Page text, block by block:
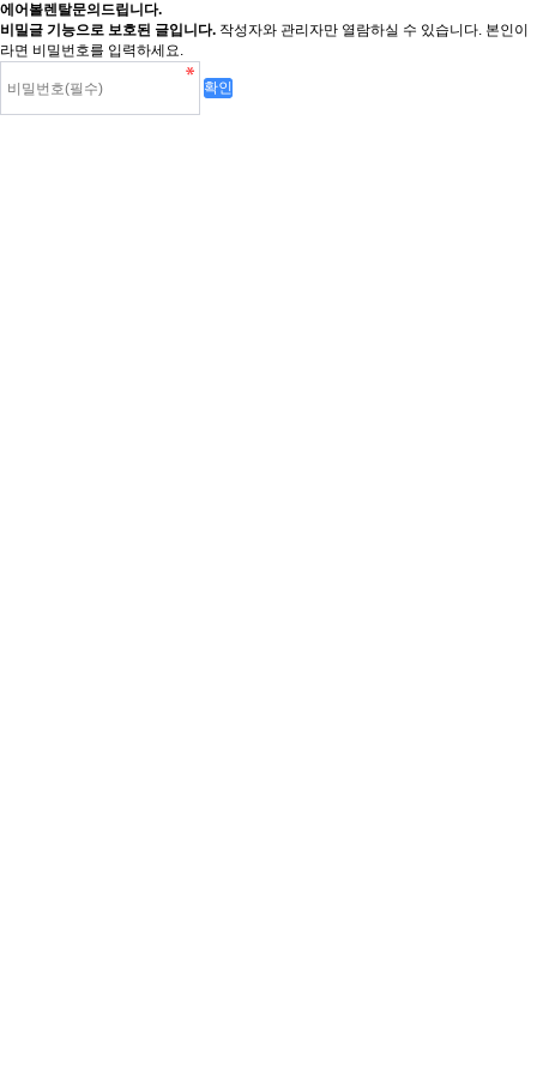
에어볼렌탈문의드립니다.
비밀글 기능으로 보호된 글입니다. 작성자와 관리자만 열람하실 수 있습니다. 본인이
라면 비밀번호를 입력하세요.